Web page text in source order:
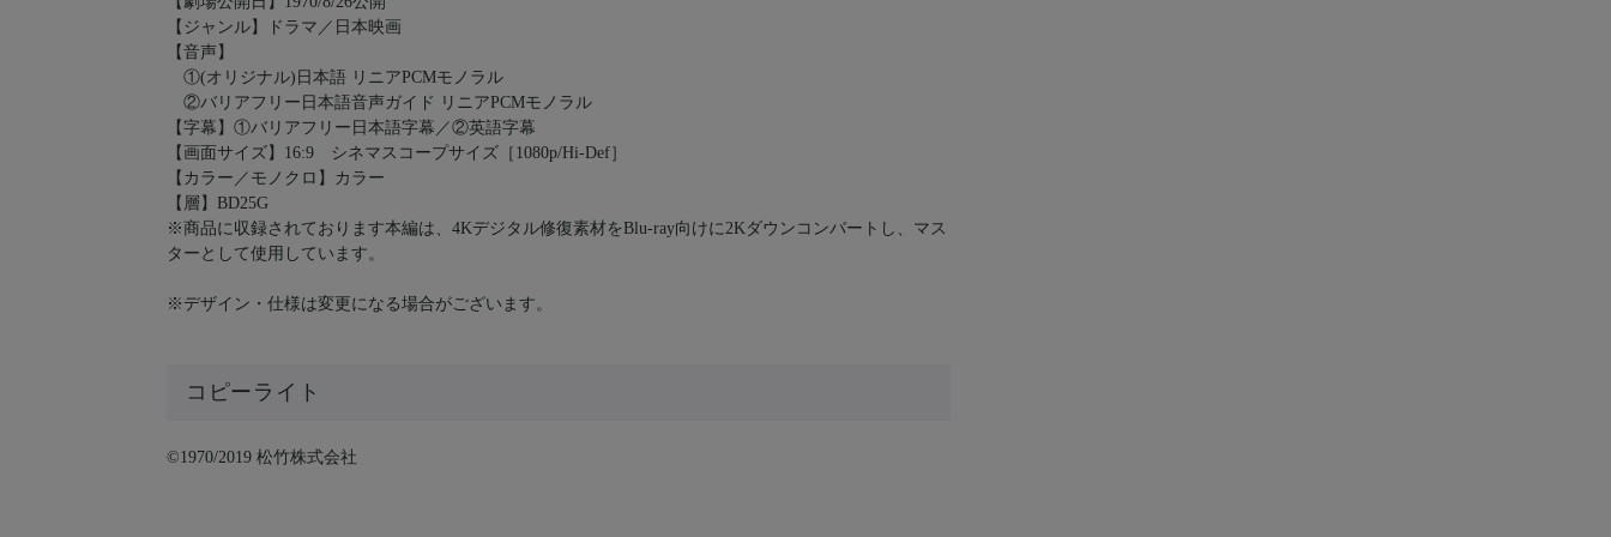
【ジャンル】ドラマ／日本映画
【音声】
①(オリジナル)日本語 リニアPCMモノラル
②バリアフリー日本語音声ガイド リニアPCMモノラル
【字幕】①バリアフリー日本語字幕／②英語字幕
【画面サイズ】16:9 シネマスコープサイズ［1080p/Hi-Def］
【カラー／モノクロ】カラー
【層】BD25G
※商品に収録されております本編は、4Kデジタル修復素材をBlu-ray向けに2Kダウンコンバートし、マス
ターとして使用しています。
※デザイン・仕様は変更になる場合がございます。
コピーライト
©1970/2019 松竹株式会社